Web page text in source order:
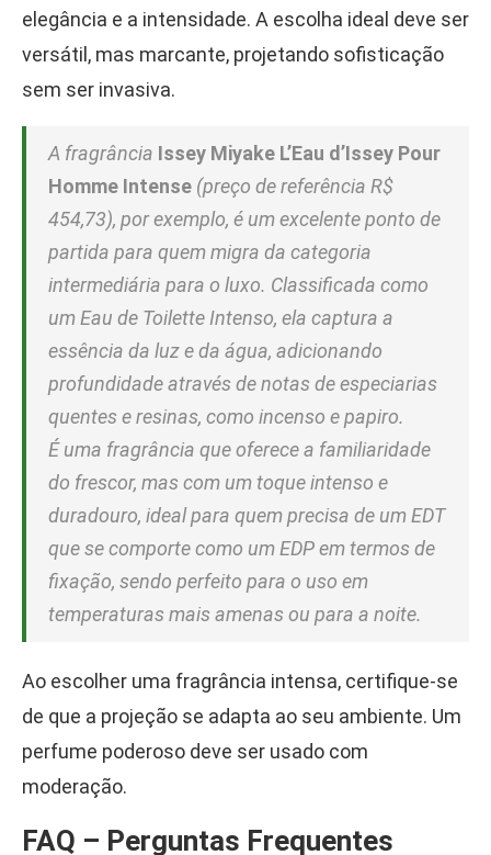
elegância e a intensidade. A escolha ideal deve ser
versátil, mas marcante, projetando sofisticação
sem ser invasiva.
A fragrância Issey Miyake L’Eau d’Issey Pour
Homme Intense (preço de referência R$
454,73), por exemplo, é um excelente ponto de
partida para quem migra da categoria
intermediária para o luxo. Classificada como
um Eau de Toilette Intenso, ela captura a
essência da luz e da água, adicionando
profundidade através de notas de especiarias
quentes e resinas, como incenso e papiro.
É uma fragrância que oferece a familiaridade
do frescor, mas com um toque intenso e
duradouro, ideal para quem precisa de um EDT
que se comporte como um EDP em termos de
fixação, sendo perfeito para o uso em
temperaturas mais amenas ou para a noite.
Ao escolher uma fragrância intensa, certifique-se
de que a projeção se adapta ao seu ambiente. Um
perfume poderoso deve ser usado com
moderação.
FAQ – Perguntas Frequentes